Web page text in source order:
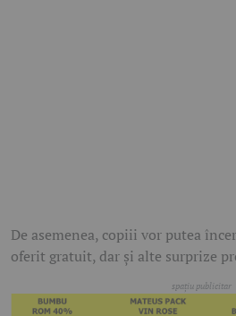
De asemenea, copiii vor putea
oferit gratuit, dar și alte surprize